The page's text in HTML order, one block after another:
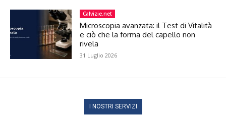
Calvizie.net
Microscopia avanzata: il Test di Vitalità
e ciò che la forma del capello non
rivela
31 Luglio 2026
I NOSTRI SERVIZI